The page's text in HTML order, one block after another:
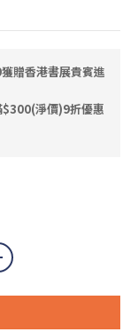
贈香港書展貴賓進
淨價)9折優惠